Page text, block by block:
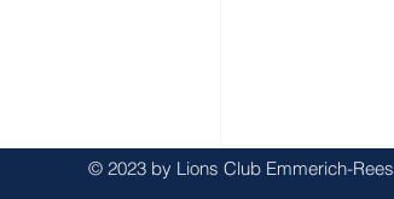
© 2023 by Lions Club Emmerich-Rees